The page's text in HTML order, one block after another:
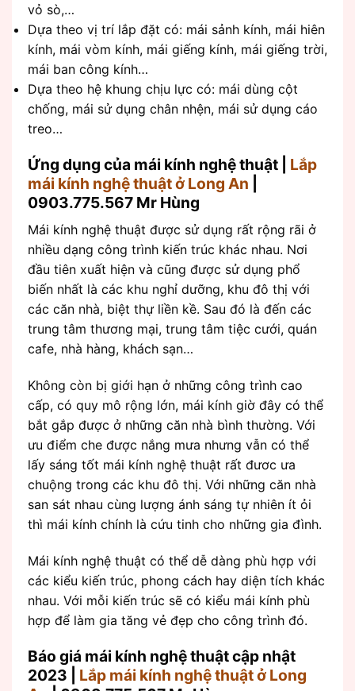
vỏ sò,…
Dựa theo vị trí lắp đặt có: mái sảnh kính, mái hiên
kính, mái vòm kính, mái giếng kính, mái giếng trời,
mái ban công kính…
Dựa theo hệ khung chịu lực có: mái dùng cột
chống, mái sử dụng chân nhện, mái sử dụng cáo
treo…
Ứng dụng của mái kính nghệ thuật | Lắp
mái kính nghệ thuật ở Long An
0903.775.567 Mr Hùng
Mái kính nghệ thuật được sử dụng rất rộng rãi ở
nhiều dạng công trình kiến trúc khác nhau. Nơi
đầu tiên xuất hiện và cũng được sử dụng phổ
biến nhất là các khu nghỉ dưỡng, khu đô thị với
các căn nhà, biệt thự liền kề. Sau đó là đến các
trung tâm thương mại, trung tâm tiệc cưới, quán
cafe, nhà hàng, khách sạn…
Không còn bị giới hạn ở những công trình cao
cấp, có quy mô rộng lớn, mái kính giờ đây có thể
bắt gắp được ở những căn nhà bình thường. Với
ưu điểm che được nắng mưa nhưng vẫn có thể
lấy sáng tốt mái kính nghệ thuật rất đươc ưa
chuộng trong các khu đô thị. Với những căn nhà
san sát nhau cùng lượng ánh sáng tự nhiên ít ỏi
thì mái kính chính là cứu tinh cho những gia đình.
Mái kính nghệ thuật có thể dễ dàng phù hợp với
các kiểu kiến trúc, phong cách hay diện tích khác
nhau. Với mỗi kiến trúc sẽ có kiểu mái kính phù
hợp để làm gia tăng vẻ đẹp cho công trình đó.
Báo giá mái kính nghệ thuật cập nhật
2023 | Lắp mái kính nghệ thuật ở Long